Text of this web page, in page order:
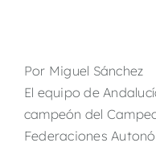
Por Miguel Sánchez
El equipo de
campeón del
Federaciones